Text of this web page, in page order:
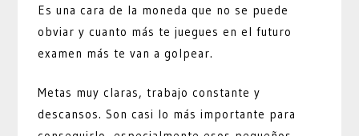
Es una cara de la moneda que no se puede
obviar y cuanto más te juegues en el futuro
examen más te van a golpear.
Metas muy claras, trabajo constante y
descansos. Son casi lo más importante para